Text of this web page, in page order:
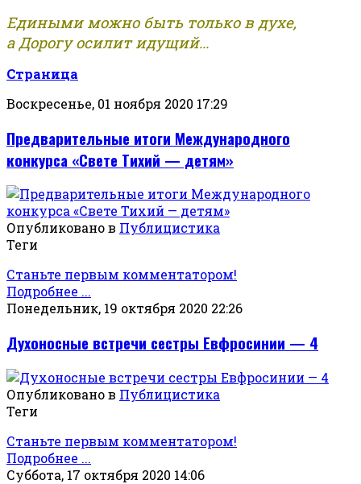
Едиными можно быть только в духе,
а Дорогу осилит идущий...
Страница
Воскресенье, 01 ноября 2020 17:29
Предварительные итоги Международного
конкурса «Свете Тихий — детям»
Опубликовано в Публицистика
Теги
Станьте первым комментатором!
Подробнее ...
Понедельник, 19 октября 2020 22:26
Духоносные встречи сестры Евфросинии — 4
Опубликовано в Публицистика
Теги
Станьте первым комментатором!
Подробнее ...
Суббота, 17 октября 2020 14:06